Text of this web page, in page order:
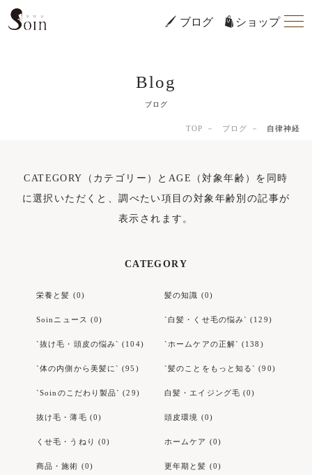
ブログ ショップ
Blog
ブログ
TOP ブログ 自律神経
CATEGORY（カテゴリー）とAGE（対象年齢）を同時
に選択いただくと、調べたい項目の対象年齢別の記事が
表示されます。
CATEGORY
栄養と髪 (0) 髪の知識 (0)
Soinニュース (0) `白髪・くせ毛の悩み` (129)
`抜け毛・頭皮の悩み` (104) `ホームケアの正解` (138)
`体の内側から美髪に` (95) `髪のことをもっと知る` (90)
`Soinのこだわり製品` (29) 白髪・エイジング毛 (0)
抜け毛・薄毛 (0) 頭皮環境 (0)
くせ毛・うねり (0) ホームケア (0)
商品・施術 (0) 更年期と髪 (0)